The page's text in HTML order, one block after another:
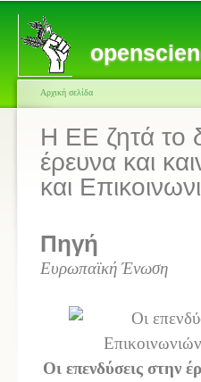
Αρχική σελίδα
H ΕΕ ζητά το
έρευνα και
και
Πηγή
Ευρωπαϊκή Ένωση
Οι επενδύσεις στην